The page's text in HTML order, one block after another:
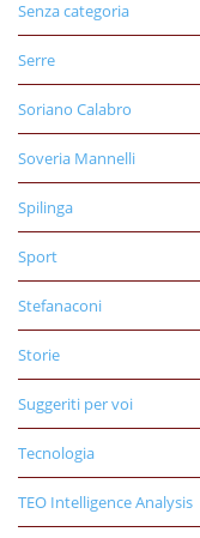
Senza categoria
Serre
Soriano Calabro
Soveria Mannelli
Spilinga
Sport
Stefanaconi
Storie
Suggeriti per voi
Tecnologia
TEO Intelligence Analysis